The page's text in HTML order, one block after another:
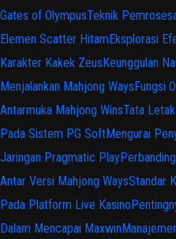
Gates of OlympusTeknik
Elemen Scatter HitamEksplorasi
Karakter Kakek ZeusKeunggulan
Menjalankan Mahjong WaysFungsi
Antarmuka Mahjong WinsTata
Pada Sistem PG SoftMengurai
Jaringan Pragmatic Play
Antar Versi Mahjong WaysStandar
Pada Platform Live Kasino
Dalam Mencapai Maxwin